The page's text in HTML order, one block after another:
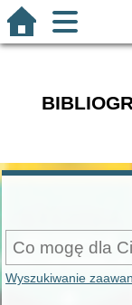
Wyszukiwanie